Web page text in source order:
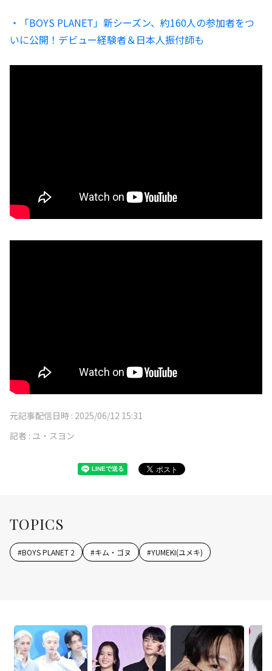
・「BOYS PLANET」新シーズン、約160人の参加者をつ
いに公開！デビュー経験者＆日本人振付師も
元記事配信日時 : 2025/06/12 15:31
記者 : ユ・スヨン
TOPICS
#BOYS PLANET 2 #キム・ゴヌ #YUMEKI(ユメキ)